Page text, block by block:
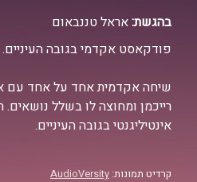
בהגשת:אראל טננבאום
פודקאסט אקדמי בגובה העיניים.
שיחה אקדמית אחד על אחד עם
רייכמן ומחוצה לו בשלל נושאים.
אינטיליגנטי בגובה העיניים.
קרדיט תמונות: AudioVersity